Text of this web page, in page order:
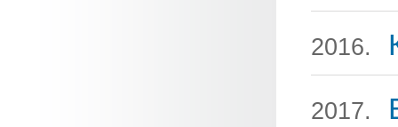
2016.
2017.